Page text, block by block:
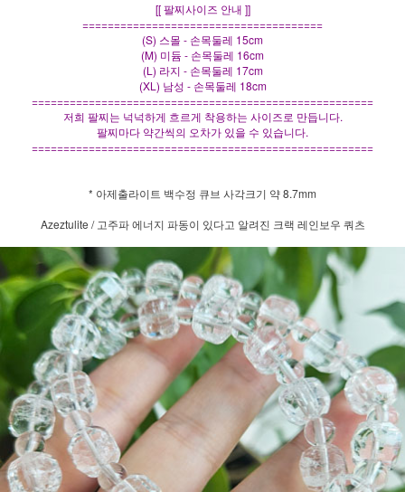
[[ 팔찌사이즈 안내 ]]
======================================
(S) 스몰 - 손목둘레 15cm
(M) 미듐 - 손목둘레 16cm
(L) 라지 - 손목둘레 17cm
(XL) 남성 - 손목둘레 18cm
======================================================
저희 팔찌는 넉넉하게 흐르게 착용하는 사이즈로 만듭니다.
팔찌마다 약간씩의 오차가 있을 수 있습니다.
======================================================
* 아제출라이트 백수정 큐브 사각크기 약 8.7mm
Azeztulite / 고주파 에너지 파동이 있다고 알려진 크랙 레인보우 쿼츠